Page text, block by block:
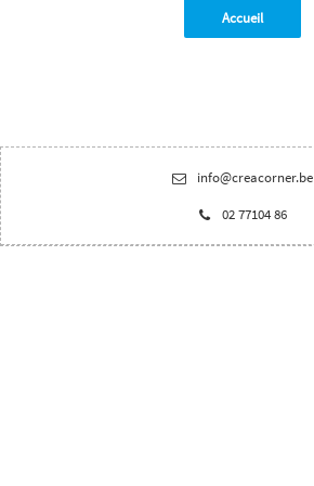
Accueil
info@creacorner.be
02 77104 86